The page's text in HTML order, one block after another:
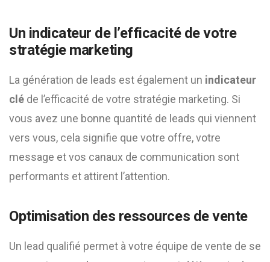
Un indicateur de l’efficacité de votre
stratégie marketing
La génération de leads est également un indicateur
clé de l’efficacité de votre stratégie marketing. Si
vous avez une bonne quantité de leads qui viennent
vers vous, cela signifie que votre offre, votre
message et vos canaux de communication sont
performants et attirent l’attention.
Optimisation des ressources de vente
Un lead qualifié permet à votre équipe de vente de se